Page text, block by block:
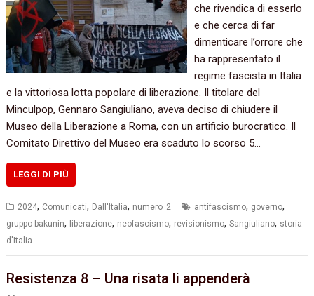
che rivendica di esserlo
e che cerca di far
dimenticare l’orrore che
ha rappresentato il
regime fascista in Italia
e la vittoriosa lotta popolare di liberazione. Il titolare del
Minculpop, Gennaro Sangiuliano, aveva deciso di chiudere il
Museo della Liberazione a Roma, con un artificio burocratico. Il
Comitato Direttivo del Museo era scaduto lo scorso 5…
LEGGI DI PIÙ
2024, Comunicati, Dall'Italia, numero_2 antifascismo, governo,
gruppo bakunin, liberazione, neofascismo, revisionismo,Sangiuliano, storia
d'Italia
Resistenza 8 – Una risata li appenderà